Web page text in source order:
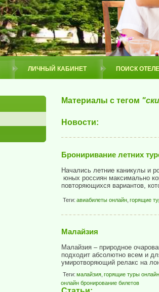
ПОИСК
ЛИЧНЫЙ КАБИНЕТ
Материалы с тегом
Новости:
Брониривание летних
Начались летние каникулы и
юных россиян максимально
повторяющихся вариантов,
Теги:авиабилеты онлайн горящие
Малайзия
Малайзия – природное
подходит абсолютно всем и
умиротворяющий релакс на
Теги:малайзия горящие туры онлайн
онлайн бронирование билетов